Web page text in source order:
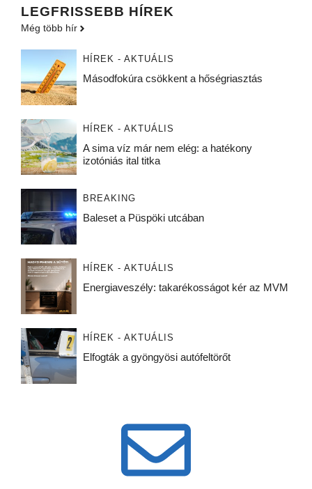
LEGFRISSEBB HÍREK
Még több hír
HÍREK - AKTUÁLIS
Másodfokúra csökkent a hőségriasztás
HÍREK - AKTUÁLIS
A sima víz már nem elég: a hatékony
izotóniás ital titka
BREAKING
Baleset a Püspöki utcában
HÍREK - AKTUÁLIS
Energiaveszély: takarékosságot kér az MVM
HÍREK - AKTUÁLIS
Elfogták a gyöngyösi autófeltörőt